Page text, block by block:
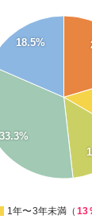
33.3%
18.5%
1年〜3年未満（ 13